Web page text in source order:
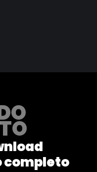
completo